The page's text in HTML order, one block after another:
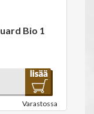
Bio 1
Varastossa